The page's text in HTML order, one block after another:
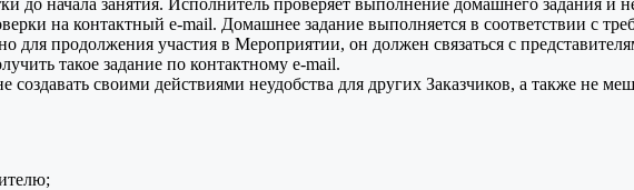
на контактный e-mail. Домашнее задание выполняется в соответствии с
для продолжения участия в Мероприятии, он должен связаться с
такое задание по контактному e-mail.
своими действиями неудобства для других Заказчиков, а также не